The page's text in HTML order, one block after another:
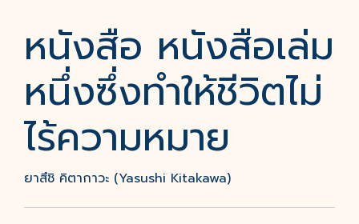
หนังสือ หนังสือเล่ม
หนึ่งซึ่งทำให้ชีวิตไม่
ไร้ความหมาย
ยาสึชิ คิตากาวะ (Yasushi Kitakawa)